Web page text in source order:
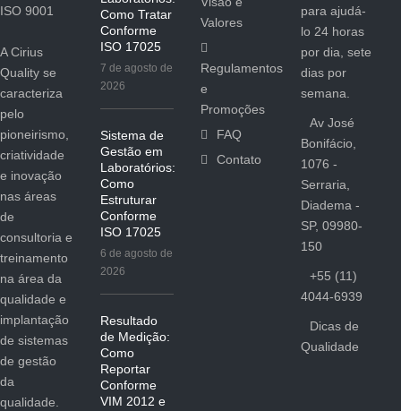
A Cirius
Quality se
caracteriza
pelo
pioneirismo,
criatividade
e inovação
nas áreas
de
consultoria e
treinamento
na área da
qualidade e
implantação
de sistemas
de gestão
da
qualidade.
Como Tratar
Conforme
ISO 17025
7 de agosto de
2026
Sistema de
Gestão em
Laboratórios:
Como
Estruturar
Conforme
ISO 17025
6 de agosto de
2026
Resultado
de Medição:
Como
Reportar
Conforme
VIM 2012 e
Valores
Regulamentos
e
Promoções
FAQ
Contato
para ajudá-
lo 24 horas
por dia, sete
dias por
semana.
Av José
Bonifácio,
1076 -
Serraria,
Diadema -
SP, 09980-
150
+55 (11)
4044-6939
Dicas de
Qualidade